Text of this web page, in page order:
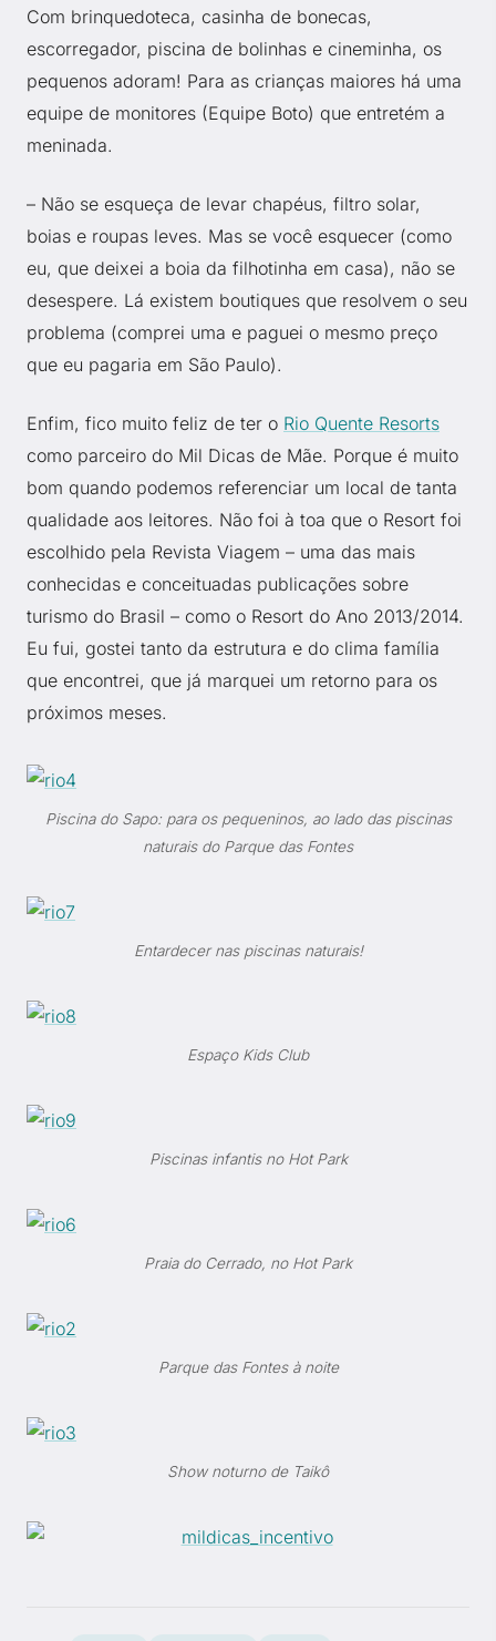
Com brinquedoteca, casinha de bonecas,
escorregador, piscina de bolinhas e cineminha, os
pequenos adoram! Para as crianças maiores há uma
equipe de monitores (Equipe Boto) que entretém a
meninada.
– Não se esqueça de levar chapéus, filtro solar,
boias e roupas leves. Mas se você esquecer (como
eu, que deixei a boia da filhotinha em casa), não se
desespere. Lá existem boutiques que resolvem o seu
problema (comprei uma e paguei o mesmo preço
que eu pagaria em São Paulo).
Enfim, fico muito feliz de ter o Rio Quente Resorts
como parceiro do Mil Dicas de Mãe. Porque é muito
bom quando podemos referenciar um local de tanta
qualidade aos leitores. Não foi à toa que o Resort foi
escolhido pela Revista Viagem – uma das mais
conhecidas e conceituadas publicações sobre
turismo do Brasil – como o Resort do Ano 2013/2014.
Eu fui, gostei tanto da estrutura e do clima família
que encontrei, que já marquei um retorno para os
próximos meses.
Piscina do Sapo: para os pequeninos, ao lado das piscinas
naturais do Parque das Fontes
Entardecer nas piscinas naturais!
Espaço Kids Club
Piscinas infantis no Hot Park
Praia do Cerrado, no Hot Park
Parque das Fontes à noite
Show noturno de Taikô